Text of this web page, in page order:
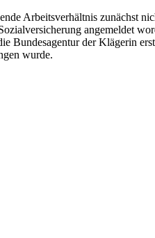
Arbeitsverhältnis zunächst
angemeldet
Bundesagentur der Klägerin
wurde.